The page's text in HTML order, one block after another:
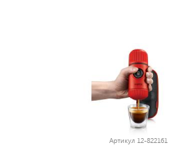
Артикул 12-822161